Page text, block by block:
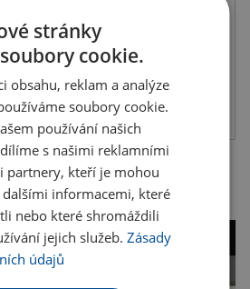
Tampónový tisk
barva, balené v
krabičce
o objemu 500 ml s víčkem, které lze
? 8 x 25,5 cm. Doporučená
množství v ks: 24
stránky
cookie.
obsahu, reklam a analýze
soubory cookie.
používání našich
s našimi reklamními
partnery, kteří je mohou
informacemi, které
nebo které shromáždili
jejich služeb.Zásady
údajů